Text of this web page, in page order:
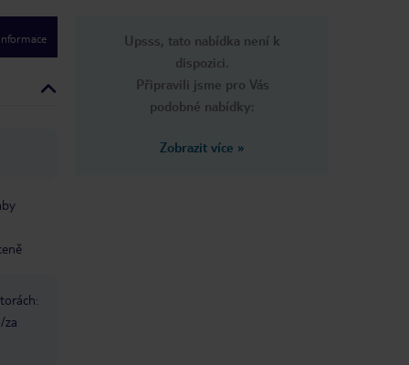
za
Upsss, tato nabídka není k
dispozici.
Připravili jsme pro Vás
podobné nabídky:
Zobrazit více »